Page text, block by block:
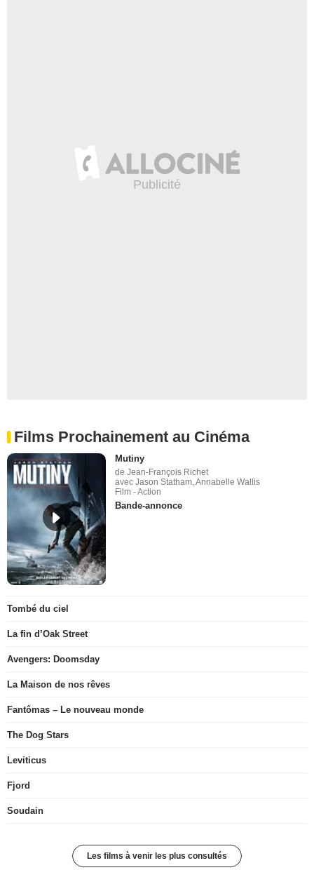
Films Prochainement au Cinéma
Mutiny
de Jean-François Richet
avec Jason Statham, Annabelle Wallis
Film - Action
Bande-annonce
Tombé du ciel
La fin d’Oak Street
Avengers: Doomsday
La Maison de nos rêves
Fantômas – Le nouveau monde
The Dog Stars
Leviticus
Fjord
Soudain
Les films à venir les plus consultés